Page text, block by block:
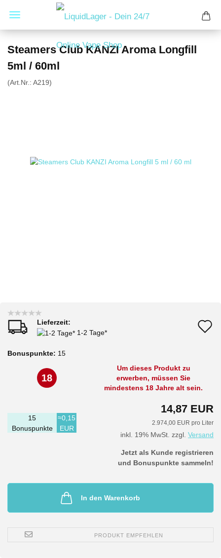
Steamers Club KANZI Aroma Longfill
5ml / 60ml
(Art.Nr.: A219)
Lieferzeit:
1-2 Tage*
Bonuspunkte: 15
18
Um dieses Produkt zu
erwerben, müssen Sie
mindestens 18 Jahre alt sein.
14,87 EUR
2.974,00 EUR pro Liter
inkl. 19% MwSt. zzgl. Versand
15
Bonuspunkte
≈0,15
EUR
Jetzt als Kunde registrieren
und Bonuspunkte sammeln!
In den Warenkorb
PRODUKT EMPFEHLEN